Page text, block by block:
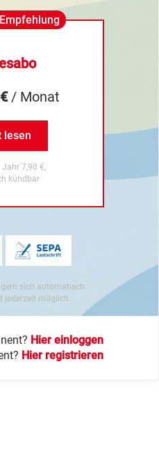
/ Monat
lesen
7,90 €,
kündbar
sich automatisch.
jederzeit möglich.
Hier einloggen
Hier registrieren